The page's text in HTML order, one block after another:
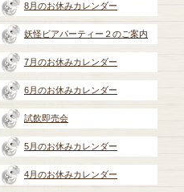
8月のお休みカレンダー
妖怪ビアパーティー２のご案内
7月のお休みカレンダー
6月のお休みカレンダー
試飲即売会
5月のお休みカレンダー
4月のお休みカレンダー